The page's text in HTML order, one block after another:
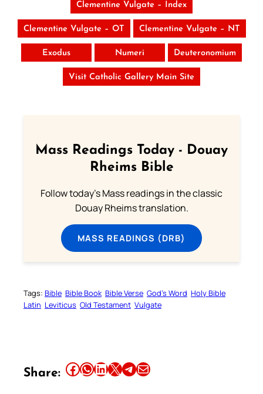
Clementine Vulgate – Index
Clementine Vulgate – OT Clementine Vulgate – NT
Exodus Numeri Deuteronomium
Visit Catholic Gallery Main Site
Mass Readings Today - Douay
Rheims Bible
Follow today's Mass readings in the classic
Douay Rheims translation.
MASS READINGS (DRB)
Tags: Bible Bible Book Bible Verse God’s Word Holy Bible
Latin Leviticus Old Testament Vulgate
Share: Share this article on Facebook Share this article on WhatsApp Share this article on LinkedIn Share this article on X Share this article on TelegramEmail this Article